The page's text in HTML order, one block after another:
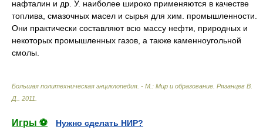
нафталин и др. У. наиболее широко применяются в качестве
топлива, смазочных масел и сырья для хим. промышленности.
Они практически составляют всю массу нефти, природных и
некоторых промышленных газов, а также каменноугольной
смолы.
Большая политехническая энциклопедия. - М.: Мир и образование Рязанцев В.
Д.
2011
Игры ⚽
Нужно сделать НИР?